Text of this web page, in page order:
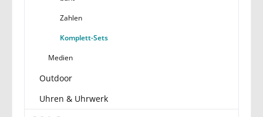
Zahlen
Komplett-Sets
Medien
Outdoor
Uhren & Uhrwerk